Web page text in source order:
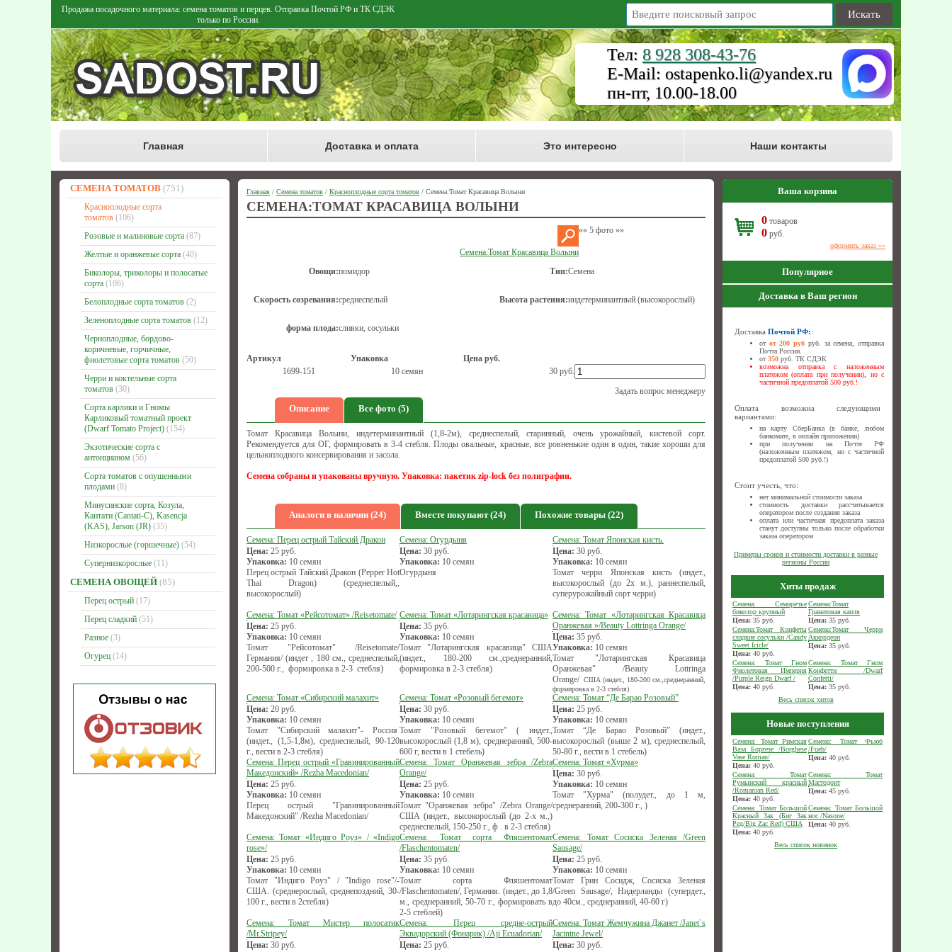
Продажа посадочного материала: семена томатов и перцев. Отправка Почтой РФ и ТК СДЭК
только по России.
Искать
Тел: 8 928 308-43-76
E-Mail: ostapenko.li@yandex.ru
пн-пт, 10.00-18.00
Главная Доставка и оплата Это интересно Наши контакты
СЕМЕНА ТОМАТОВ (751)
Красноплодные сорта
томатов (106)
Розовые и малиновые сорта (87)
Желтые и оранжевые сорта (40)
Биколоры, триколоры и полосатые
сорта (106)
Белоплодные сорта томатов (2)
Зеленоплодные сорта томатов (12)
Черноплодные, бордово-
коричневые, горчичные,
фиолетовые сорта томатов (50)
Черри и коктельные сорта
томатов (30)
Сорта карлики и Гномы
Карликовый томатный проект
(Dwarf Tomato Project) (154)
Экзотические сорта с
антонцианом (56)
Сорта томатов с опушенными
плодами (8)
Минусинские сорта, Козула,
Кантати (Cantati-C), Kasencja
(KAS), Jarson (JR) (35)
Низкорослые (горшечные) (54)
Супернизкорослые (11)
СЕМЕНА ОВОЩЕЙ (85)
Перец острый (17)
Перец сладкий (51)
Разное (3)
Огурец (14)
Главная / Семена томатов / Красноплодные сорта томатов / Семена:Томат Красавица Волыни
СЕМЕНА:ТОМАТ КРАСАВИЦА ВОЛЫНИ
Семена:Томат Красавица Волыни
«« 5 фото »»
Овощи:помидор Тип:Семена
Скорость созревания:среднеспелый Высота растения:индетерминантный (высокорослый)
форма плода:сливки, сосульки
Артикул Упаковка
Цена руб.
1699-151
10 семян 30 руб.
Задать вопрос менеджеру
Описание Все фото (5)
Томат Красавица Волыни, индетерминантный (1,8-2м), среднеспелый, старинный, очень урожайный, кистевой сорт.
Рекомендуется для ОГ, формировать в 3-4 стебля. Плоды овальные, красные, все ровненькие один в один, такие хороши для
цельноплодного консервирования и засола.
Семена собраны и упакованы вручную. Упаковка: пакетик zip-lock без полиграфии.
Аналоги в наличии (24) Вместе покупают (24) Похожие товары (22)
Семена: Перец острый Тайский Дракон
Цена: 25 руб.
Упаковка: 10 семян
Перец острый Тайский Дракон (Pepper Hot
Thai Dragon) (среднеспелый,,
высокорослый)
Семена: Огурдыня
Цена: 30 руб.
Упаковка: 10 семян
Огурдыня
Семена: Томат Японская кисть.
Цена: 30 руб.
Упаковка: 10 семян
Томат черри Японская кисть (индет.,
высокорослый (до 2х м.), раннеспелый,
суперурожайный сорт черри)
Семена: Томат «Рейсотомат» /Reisetomate/
Цена: 25 руб.
Упаковка: 10 семян
Томат "Рейсотомат" /Reisetomate/
Германия/ (индет , 180 см., среднеспелый,
200-500 г., формировка в 2-3 стебля)
Семена: Томат «Лотарингская красавица»
Цена: 35 руб.
Упаковка: 10 семян
Томат "Лотарингская красавица" США
(индет., 180-200 см.,среднеранний,
формировка в 2-3 стебля)
Семена: Томат «Лотарингская Красавица
Оранжевая »/Beauty Lottringa Оrange/
Цена: 35 руб.
Упаковка: 10 семян
Томат "Лотарингская Красавица
Оранжевая" /Beauty Lottringa
Оrange/ США (индет., 180-200 см.,среднеранний,
формировка в 2-3 стебля)
Семена: Томат «Сибирский малахит»
Цена: 20 руб.
Упаковка: 10 семян
Томат "Сибирский малахит"- Россия
(индет., (1,5-1,8м), среднеспелый, 90-120
г., вести в 2-3 стебля)
Семена: Томат «Розовый бегемот»
Цена: 30 руб.
Упаковка: 10 семян
Томат "Розовый бегемот" ( индет.,
высокорослый (1,8 м), среднеранний, 500-
600 г, вести в 1 стебель)
Семена: Томат “Де Барао Розовый”
Цена: 25 руб.
Упаковка: 10 семян
Томат “Де Барао Розовый” (индет.,
высокорослый (выше 2 м), среднеспелый,
50-80 г., вести в 1 стебель)
Семена: Перец острый «Гравинированный
Македонский» /Rezha Macedonian/
Цена: 25 руб.
Упаковка: 10 семян
Перец острый "Гравинированный
Македонский" /Rezha Macedonian/
Семена: Томат Оранжевая зебра /Zebra
Orange/
Цена: 25 руб.
Упаковка: 10 семян
Томат "Оранжевая зебра" /Zebra Orange/
США (индет., высокорослый (до 2-х м.,)
среднеспелый, 150-250 г., ф . в 2-3 стебля)
Семена: Томат «Хурма»
Цена: 30 руб.
Упаковка: 10 семян
Томат "Хурма" (полудет., до 1 м,
среднеранний, 200-300 г., )
Семена: Томат «Индиго Роуз» / «Indigo
rose»/
Цена: 25 руб.
Упаковка: 10 семян
Томат "Индиго Роуз" / "Indigo rose"/-
США. (среднерослый, среднепоздний, 30-
100 г., вести в 2стебля)
Семена: Томат сорта Фляшентомат
/Flaschentomaten/
Цена: 35 руб.
Упаковка: 10 семян
Томат сорта Фляшентомат
/Flaschentomaten/, Германия. (индет., до 1,8
м., среднеранний, 50-70 г., формировать в
2-5 стеблей)
Семена: Томат Сосиска Зеленая /Green
Sausage/
Цена: 25 руб.
Упаковка: 10 семян
Томат Грин Сосидж, Сосиска Зеленая
/Green Sausage/, Нидерланды (супердет.,
до 40см., среднеранний, 40-60 г)
Семена: Томат Мистер полосатик
/Mr.Stripey/
Цена: 30 руб.
Семена: Перец средне-острый
Эквадорский (Фонарик) /Aji Ecuadorian/
Цена: 25 руб.
Семена: Томат Жемчужина Джанет /Janet`s
Jacintne Jewel/
Цена: 30 руб.
Ваша корзина
0 товаров
0 руб.
оформить заказ »»
Популярное
Доставка в Ваш регион
Доставка Почтой РФ::
от от 200 руб руб. за семена, отправка
Почта России.
от350 руб. ТК СДЭК
возможна отправка с наложенным
платежом (оплата при получении), но с
частичной предоплатой 500 руб.!
Оплата возможна следующими
вариантами:
на карту СберБанка (в банке, любом
банкомате, в онлайн приложении)
при получении на Почте РФ
(наложенным платежом, но с частичной
предоплатой 500 руб.!)
Стоит учесть, что:
нет минимальной стоимости заказа
стоимость доставки рассчитывается
оператором после создания заказа
оплата или частичная предоплата заказа
станут доступны только после обработки
заказа оператором
Примеры сроков и стоимости доставки в разные
регионы России
Хиты продаж
Семена: Семиречье
биколор крупный
Цена: 35 руб.
Семена:Томат
Гранатовая капля
Цена: 35 руб.
Семена:Томат Конфеты
сладкие сосульки /Candy
Sweet Icicle/
Цена: 40 руб.
Семена:Томат Черри
Аккордеон
Цена: 35 руб.
Семена: Томат Гном
Фиолетовая Империя
/Purple Reign Dwarf /
Цена: 40 руб.
Семена: Томат Гном
Конфетти /Dwarf
Confetti/
Цена: 35 руб.
Весь список хитов
Новые поступления
Семена: Томат Римская
Ваза Боргезе /Borghese
Vase Roman/
Цена: 40 руб.
Семена: Томат Фьюб
/Fueb/
Цена: 40 руб.
Семена: Томат
Румынский красный
/Romanian Red/
Цена: 40 руб.
Семена: Томат
Мастодонт
Цена: 45 руб.
Семена: Томат Большой
Красный Зак (Биг Зак
Ред/Big Zac Red) США
Цена: 40 руб.
Семена: Томат Большой
нос /Nasone/
Цена: 40 руб.
Весь список новинок